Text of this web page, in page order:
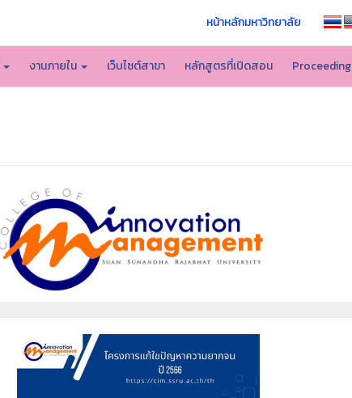
หน้าหลักมหาวิทยาลัย
งานภายใน เว็บไซต์สาขา หลักสูตรที่เปิดสอน Proceeding